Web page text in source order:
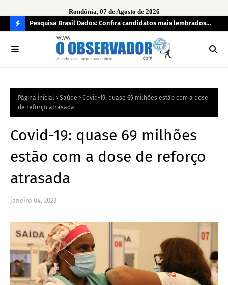
Rondônia, 07 de Agosto de 2026
O
R
Pesquisa Brasil Dados: Confira candidatos mais lembrados
pelo eleitorado de Rondônia para deputado estadual
Página inicial Saúde
Covid-19: quase 69 milhões estão com a dose
de reforço atrasada
Covid-19: quase 69 milhões
estão com a dose de reforço
atrasada
janeiro 04, 2023